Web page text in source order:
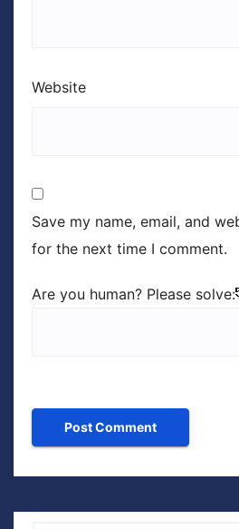
Website
Save my name, email, and
for the next time I comment.
Are you human? Please solve: